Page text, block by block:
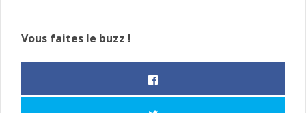
Vous faites le buzz !